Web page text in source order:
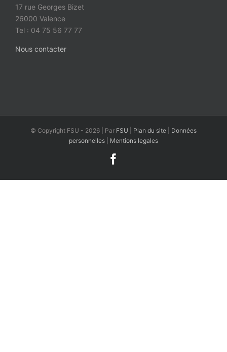
17 rue Georges Bizet
26000 Valence
Tel : 04 75 56 77 77
Nous contacter
© Copyright FSU - 2026 | Par FSU Plan du site
Données
personnelles
Mentions legales